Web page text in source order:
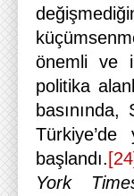
önemli ve
politika
başlandı.
York